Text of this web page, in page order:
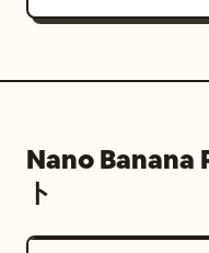
Nano Banana
ト